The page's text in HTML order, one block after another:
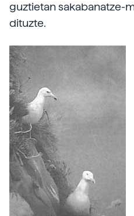
guztietan sakabanatze-
dituzte.